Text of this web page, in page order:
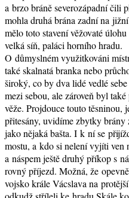
a brzo bráně severozápadní čili
mohla druhá brána zadní na
mělo toto stavení věžovaté
velká síň, paláci horního hradu.
O důmyslném využitkováni
také skalnatá branka nebo
široký, co by dva lidé vedlé
mezi sebou, ale zároveň byl
věže. Projdouce touto těsninou,
přitesány, uvidíme zbytky brány
jako nějaká bašta. I k ní se
mostu, a kdo si nelení vyjíti ven
a náspem ještě druhý příkop s
rovný příjezd. Možná, že
vojsko krále Vácslava na